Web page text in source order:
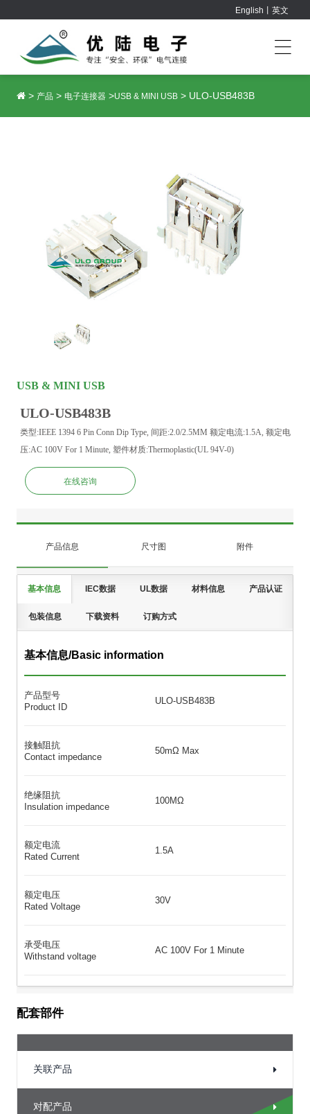
English丨英文
> 产品 > 电子连接器 >USB & MINI USB > ULO-USB483B
USB & MINI USB
ULO-USB483B
类型:IEEE 1394 6 Pin Conn Dip Type, 间距:2.0/2.5MM 额定电流:1.5A, 额定电
压:AC 100V For 1 Minute, 塑件材质:Thermoplastic(UL 94V-0)
在线咨询
产品信息 尺寸图 附件
基本信息 IEC数据 UL数据 材料信息 产品认证
包装信息 下载资料 订购方式
基本信息/Basic information
产品型号
Product ID
ULO-USB483B
接触阻抗
Contact impedance
50mΩ Max
绝缘阻抗
Insulation impedance
100MΩ
额定电流
Rated Current
1.5A
额定电压
Rated Voltage
30V
承受电压
Withstand voltage
AC 100V For 1 Minute
配套部件
关联产品
对配产品